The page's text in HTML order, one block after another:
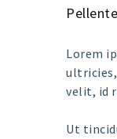
Lorem
velit, id
Ut